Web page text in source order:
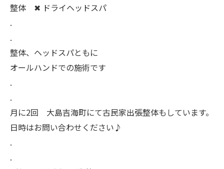
整体 ✖︎ ドライヘッドスパ
.
.
整体、ヘッドスパともに
オールハンドでの施術です
.
.
月に2回 大島吉海町にて古民家出張整体もしています。
日時はお問い合わせください♪
.
.